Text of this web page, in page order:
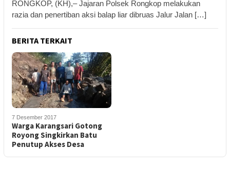
RONGKOP, (KH),– Jajaran Polsek Rongkop melakukan
razia dan penertiban aksi balap liar dibruas Jalur Jalan […]
BERITA TERKAIT
7 Desember 2017
Warga Karangsari Gotong
Royong Singkirkan Batu
Penutup Akses Desa